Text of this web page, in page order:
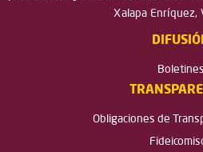
Xalapa Enríquez,
Boletines
Obligaciones de